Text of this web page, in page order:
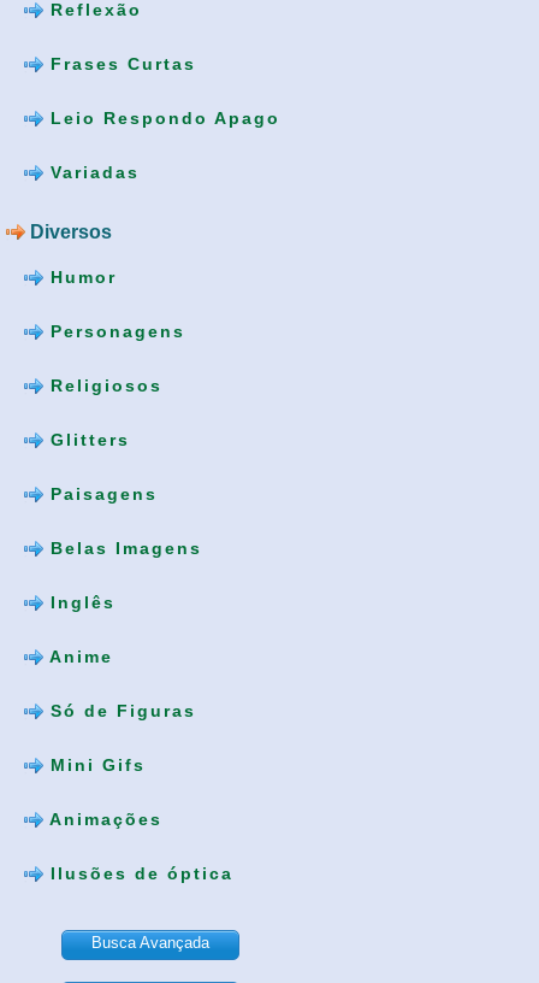
Reflexão
Frases Curtas
Leio Respondo Apago
Variadas
Diversos
Humor
Personagens
Religiosos
Glitters
Paisagens
Belas Imagens
Inglês
Anime
Só de Figuras
Mini Gifs
Animações
Ilusões de óptica
Busca Avançada